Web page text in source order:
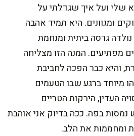
שלי ועל איך שגדלתי על
ומגוונים. היא תמיד אהבה
גרסה ביתית ומנחמת
מפתיעים. המנה הזו מצליחה
והיא כבר הפכה לחביבת
ברגע שבו הטעמים
העדין, הירקות הטריים
בפה. ככה בדיוק אני אוהבת
ומחממות את הלב.